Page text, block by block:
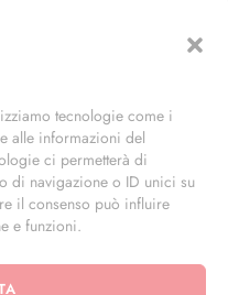
tecnologie come i
alle informazioni del
ci permetterà di
di navigazione o ID unici su
il consenso può influire
e funzioni.
Naviglio (MI)